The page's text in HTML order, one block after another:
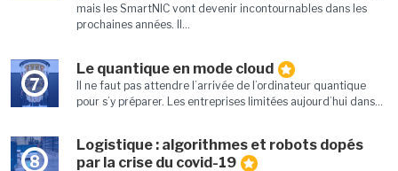
mais les SmartNIC vont devenir incontournables dans les
prochaines années. Il...
7
Le quantique en mode cloud
Il ne faut pas attendre l’arrivée de l’ordinateur quantique
pour s’y préparer. Les entreprises limitées aujourd’hui dans...
8
Logistique : algorithmes et robots dopés
par la crise du covid-19